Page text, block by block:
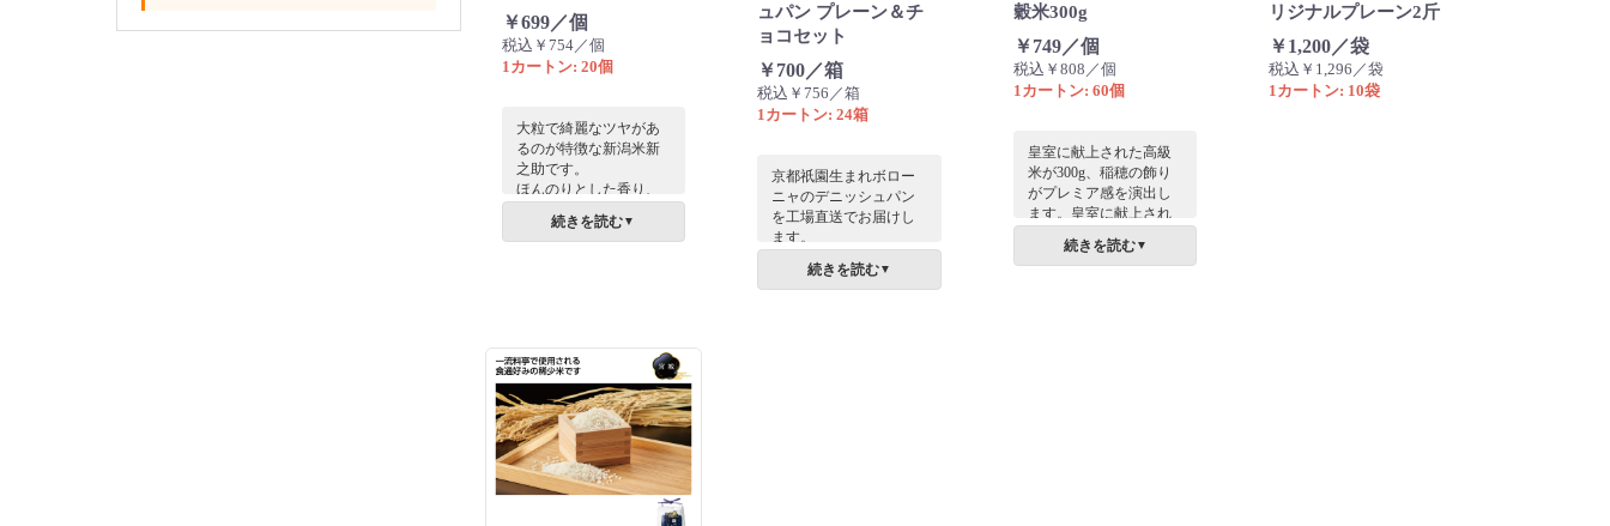
￥699／個
税込￥754／個
1カートン: 20個
大粒で綺麗なツヤがあ
るのが特徴な新潟米新
之助です。
ほんのりとした香り、
っかりした粘りと弾力
続きを読む▼
ュパン プレーン＆チ
ョコセット
￥700／箱
税込￥756／箱
1カートン: 24箱
京都祇園生まれボロー
ニャのデニッシュパン
を工場直送でお届けし
ます。
たお菓子のような甘い
続きを読む▼
穀米300g
￥749／個
税込￥808／個
1カートン: 60個
皇室に献上された高級
米が300g、稲穂の飾り
がプレミア感を演出し
ます。皇室に献上され
山田家の自慢の「ミネ
続きを読む▼
リジナルプレーン2斤
￥1,200／袋
税込￥1,296／袋
1カートン: 10袋